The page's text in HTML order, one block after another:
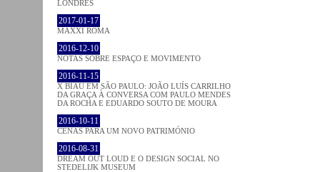
LONDRES
2017-01-17
MAXXI ROMA
2016-12-10
NOTAS SOBRE ESPAÇO E MOVIMENTO
2016-11-15
X BIAU EM SÃO PAULO: JOÃO LUÍS CARRILHO
DA GRAÇA À CONVERSA COM PAULO MENDES
DA ROCHA E EDUARDO SOUTO DE MOURA
2016-10-11
CENAS PARA UM NOVO PATRIMÓNIO
2016-08-31
DREAM OUT LOUD E O DESIGN SOCIAL NO
STEDELIJK MUSEUM